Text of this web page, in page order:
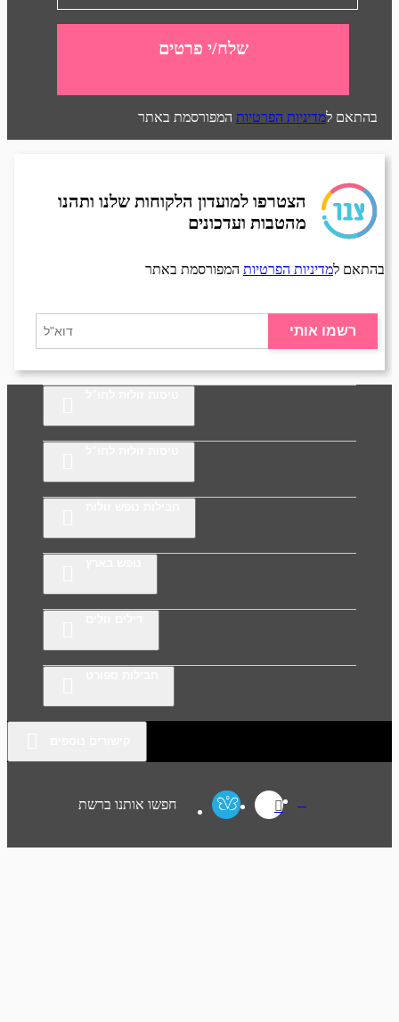
שלח/י פרטים
בהתאם למדיניות הפרטיות המפורסמת באתר
הצטרפו למועדון הלקוחות שלנו ותהנו
מהטבות ועדכונים
בהתאם למדיניות הפרטיות המפורסמת באתר
רשמו אותי
חפשו אותנו ברשת